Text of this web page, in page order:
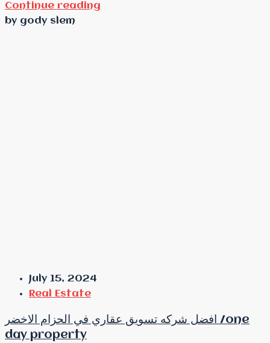
Continue reading
by gody slem
July 15, 2024
Real Estate
افضل شركه تسويق عقاري في الحزام الاخضر /one
day property